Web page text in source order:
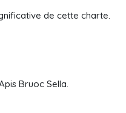
de cette charte.
Bruoc Sella.